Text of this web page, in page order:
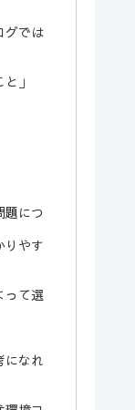
グでは
」
題につ
りやす
って選
になれ